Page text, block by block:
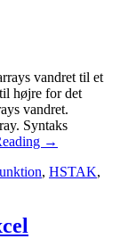
vandret til et
højre for det
vandret.
Syntaks
→
, HSTAK,